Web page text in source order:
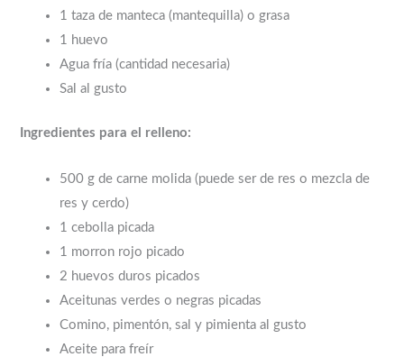
1 taza de manteca (mantequilla) o grasa
1 huevo
Agua fría (cantidad necesaria)
Sal al gusto
Ingredientes para el relleno:
500 g de carne molida (puede ser de res o mezcla de
res y cerdo)
1 cebolla picada
1 morron rojo picado
2 huevos duros picados
Aceitunas verdes o negras picadas
Comino, pimentón, sal y pimienta al gusto
Aceite para freír